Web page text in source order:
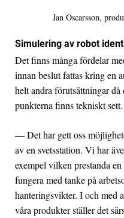
Jan Oscarsson,
Simulering av robot
Det finns många fördelar
innan beslut fattas kring en
helt andra förutsättningar
punkterna finns tekniskt sett.
— Det har gett oss
av en svetsstation. Vi har
exempel vilken prestanda
fungera med tanke på
hanteringsvikter. I och med
våra produkter ställer det